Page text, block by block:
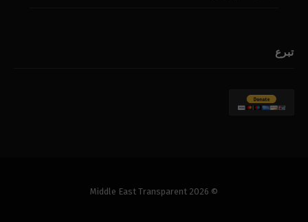
تبرع
© 2026 Middle East Transparent